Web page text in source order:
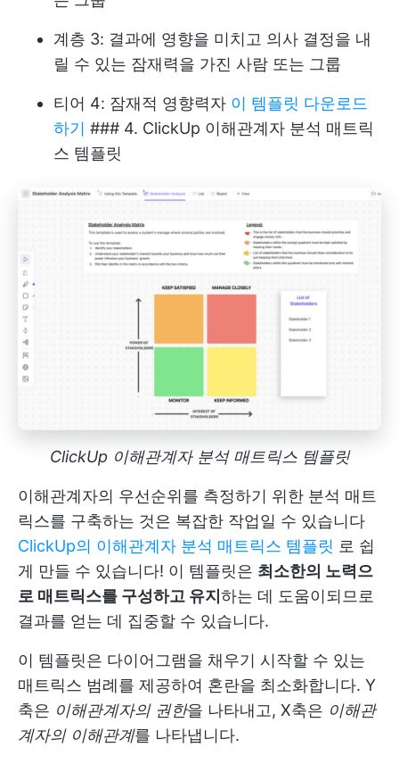
계층 3: 결과에 영향을 미치고 의사 결정을 내
릴 수 있는 잠재력을 가진 사람 또는 그룹
티어 4: 잠재적 영향력자 이 템플릿 다운로드
하기 ### 4. ClickUp 이해관계자 분석 매트릭
스 템플릿
ClickUp 이해관계자 분석 매트릭스 템플릿
이해관계자의 우선순위를 측정하기 위한 분석 매트
릭스를 구축하는 것은 복잡한 작업일 수 있습니다
ClickUp의 이해관계자 분석 매트릭스 템플릿 로 쉽
게 만들 수 있습니다! 이 템플릿은 최소한의 노력으
로 매트릭스를 구성하고 유지 하는 데 도움이되므로
결과를 얻는 데 집중할 수 있습니다.
이 템플릿은 다이어그램을 채우기 시작할 수 있는
매트릭스 범례를 제공하여 혼란을 최소화합니다. Y
축은 이해관계자의 권한을 나타내고, X축은 이해관
계자의 이해관계를 나타냅니다.